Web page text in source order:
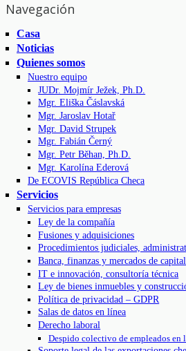
Navegación
Casa
Noticias
Quienes somos
Nuestro equipo
JUDr. Mojmír Ježek, Ph.D.
Mgr. Eliška Čáslavská
Mgr. Jaroslav Hotař
Mgr. David Strupek
Mgr. Fabián Černý
Mgr. Petr Běhan, Ph.D.
Mgr. Karolína Ederová
De ECOVIS República Checa
Servicios
Servicios para empresas
Ley de la compañía
Fusiones y adquisiciones
Procedimientos judiciales,
Banca, finanzas y mercados de
IT e innovación, consultoría técnica
Ley de bienes inmuebles y
Política de privacidad – GDPR
Salas de datos en línea
Derecho laboral
Despido colectivo de empleados en